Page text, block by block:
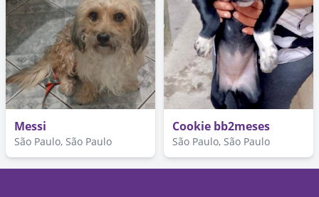
Messi
São Paulo, São Paulo
Cookie bb2meses
São Paulo, São Paulo